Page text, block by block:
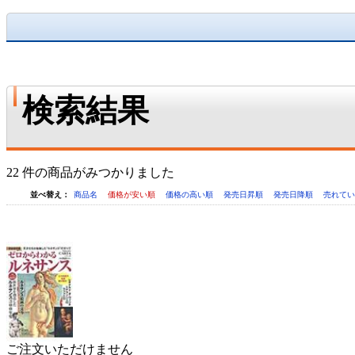
検索結果
22 件の商品がみつかりました
並べ替え： 商品名 価格が安い順 価格の高い順 発売日昇順 発売日降順 売れて
ご注文いただけません